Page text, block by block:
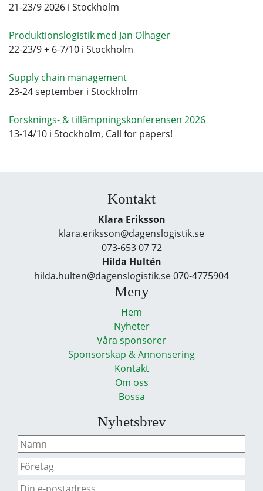
21-23/9 2026 i Stockholm
Produktionslogistik med Jan Olhager
22-23/9 + 6-7/10 i Stockholm
Supply chain management
23-24 september i Stockholm
Forsknings- & tillämpningskonferensen 2026
13-14/10 i Stockholm, Call for papers!
Kontakt
Klara Eriksson
klara.eriksson@dagenslogistik.se
073-653 07 72
Hilda Hultén
hilda.hulten@dagenslogistik.se 070-4775904
Meny
Hem
Nyheter
Våra sponsorer
Sponsorskap & Annonsering
Kontakt
Om oss
Bossa
Nyhetsbrev